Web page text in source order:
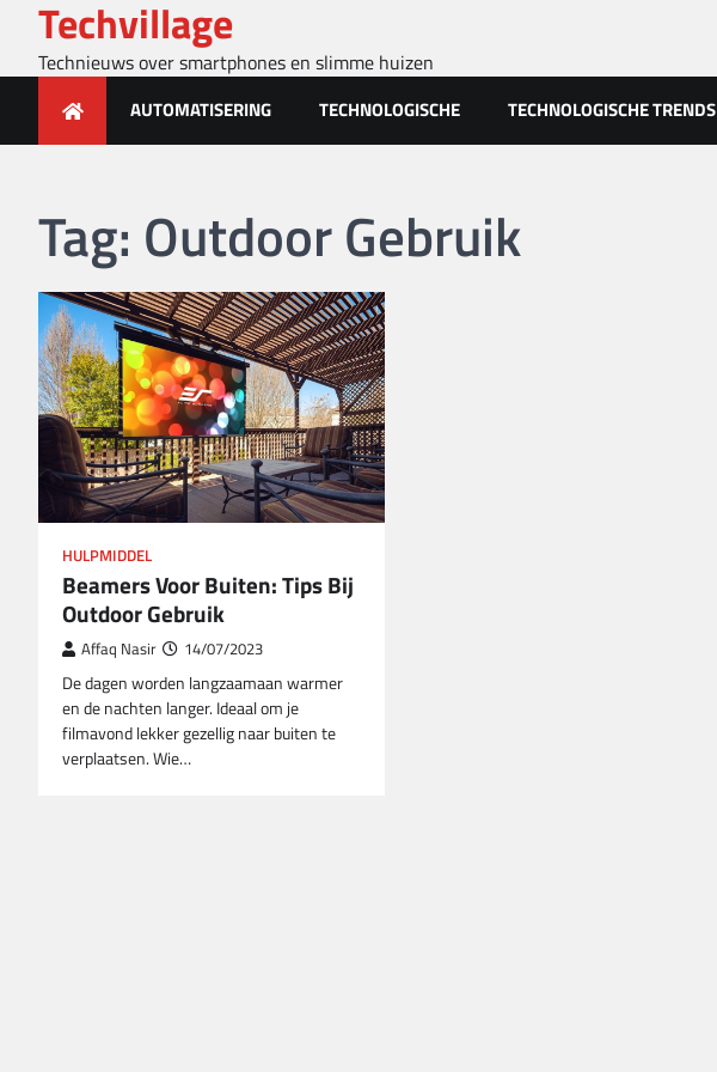
content
Techvillage
Technieuws over smartphones en slimme huizen
AUTOMATISERING TECHNOLOGISCHE TECHNOLOGISCHE TRENDS
Tag: Outdoor Gebruik
HULPMIDDEL
Beamers Voor Buiten: Tips Bij
Outdoor Gebruik
Affaq Nasir 14/07/2023
De dagen worden langzaamaan warmer
en de nachten langer. Ideaal om je
filmavond lekker gezellig naar buiten te
verplaatsen. Wie…